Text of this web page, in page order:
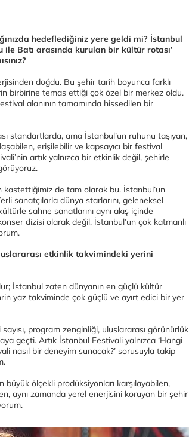
hedeflediğiniz yere geldi mi? İstanbul
ile Batı arasında kurulan bir kültür rotası’
doğdu. Bu şehir tarih boyunca farklı
birbirine temas ettiği çok özel bir merkez oldu.
alanının tamamında hissedilen bir
standartlarda, ama İstanbul’un ruhunu taşıyan,
erişilebilir ve kapsayıcı bir festival
artık yalnızca bir etkinlik değil, şehirle
kastettiğimiz de tam olarak bu. İstanbul’un
sanatçılarla dünya starlarını, geleneksel
sahne sanatlarını aynı akış içinde
dizisi olarak değil, İstanbul’un çok katmanlı
etkinlik takvimindeki yerini
İstanbul zaten dünyanın en güçlü kültür
yaz takviminde çok güçlü ve ayırt edici bir yer
program zenginliği, uluslararası görünürlük
geçti. Artık İstanbul Festivali yalnızca ‘Hangi
nasıl bir deneyim sunacak?’ sorusuyla takip
büyük ölçekli prodüksiyonları karşılayabilen,
aynı zamanda yerel enerjisini koruyan bir şehir